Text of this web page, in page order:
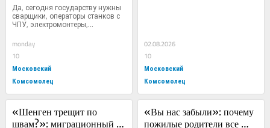
Да, сегодня государству нужны
сварщики, операторы станков с
ЧПУ, электромонтеры,...
monday
10
Московский
Комсомолец
02.08.2026
10
Московский
Комсомолец
«Шенген трещит по
швам?»: миграционный
«Вы нас забыли»: почему
пожилые родители все